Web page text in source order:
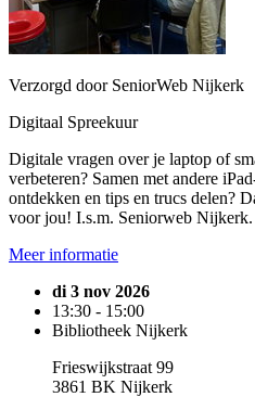
Verzorgd door SeniorWeb Nijkerk
Digitaal Spreekuur
Digitale vragen over je laptop of
verbeteren? Samen met andere
ontdekken en tips en trucs delen?
voor jou! I.s.m. Seniorweb Nijkerk.
Meer informatie
di 3 nov 2026
13:30 - 15:00
Bibliotheek Nijkerk
Frieswijkstraat 99
3861 BK Nijkerk